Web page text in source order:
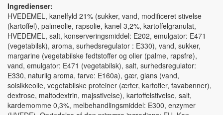
Ingredienser:
HVEDEMEL, kanelfyld 21% (sukker, vand, modificeret stivelse
(kartoffel), palmeolie, rapsolie, kanel 3,2%, kartoffelgranulat,
HVEDEMEL, salt, konserveringsmiddel: E202, emulgator: E471
(vegetabilsk), aroma, surhedsregulator : E330), vand, sukker,
margarine (vegetabilske fedtstoffer og olier (palme, rapsfrø),
vand, emulgator: E471 (vegetabilsk), salt, surhedsregulator:
E330, naturlig aroma, farve: E160a), gær, glans (vand,
solsikkeolie, vegetabilske proteiner (ærter, kartofler, favabønner),
dextrose, maltodextrin, majsstivelse), kartoffelstivelse, salt,
kardemomme 0,3%, melbehandlingsmiddel: E300, enzymer